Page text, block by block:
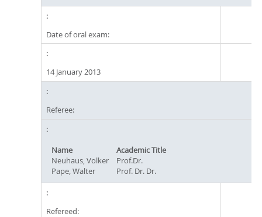
Date of oral exam:
14 January 2013
Referee:
Name
Academic Title
Neuhaus, Volker
Prof.Dr.
Pape, Walter
Prof. Dr. Dr.
Refereed: